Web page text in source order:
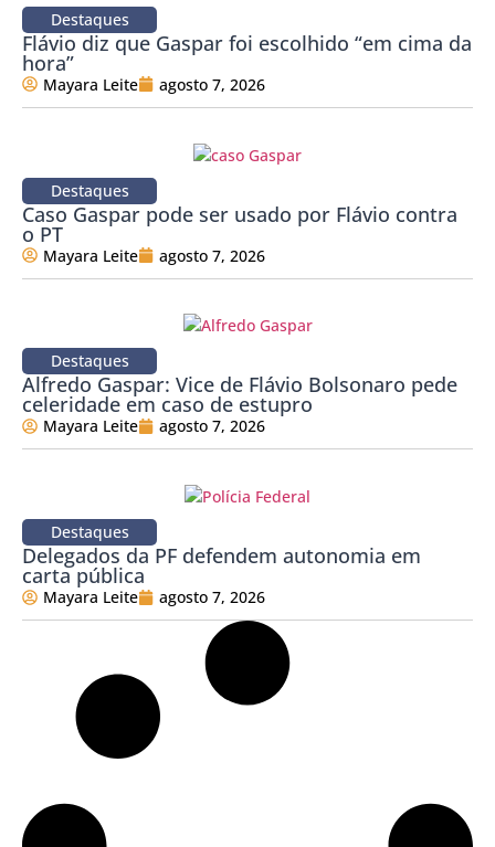
Destaques
Flávio diz que Gaspar foi escolhido “em cima da
hora”
Mayara Leite agosto 7, 2026
Destaques
Caso Gaspar pode ser usado por Flávio contra
o PT
Mayara Leite agosto 7, 2026
Destaques
Alfredo Gaspar: Vice de Flávio Bolsonaro pede
celeridade em caso de estupro
Mayara Leite agosto 7, 2026
Destaques
Delegados da PF defendem autonomia em
carta pública
Mayara Leite agosto 7, 2026